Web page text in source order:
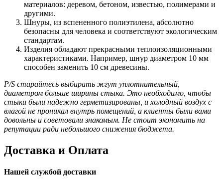
материалов: деревом, бетоном, известью, полимерами и
другими.
Шнуры, из вспененного полиэтилена, абсолютно
безопасны для человека и соответствуют экологическим
стандартам.
Изделия обладают прекрасными теплоизоляционными
характеристиками. Например, шнур диаметром 10 мм
способен заменить 10 см древесины.
P/S старайтесь выбирать жгут уплотнительный,
диаметром больше ширины стыка. Это необходимо, чтобы
стыки были надежно герметизированы, и холодный воздух с
влагой не проникал внутрь помещений, а клиенты были вами
довольны и советовали знакомым. Не стоит экономить на
репутации ради небольшого снижения бюджета.
Доставка и Оплата
Нашей службой доставки